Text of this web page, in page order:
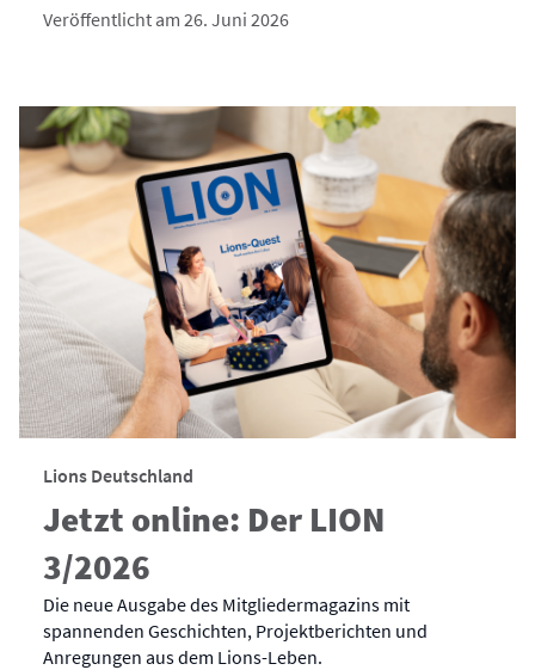
Veröffentlicht am 26. Juni 2026
Lions Deutschland
Jetzt online: Der LION
3/2026
Die neue Ausgabe des Mitgliedermagazins mit
spannenden Geschichten, Projektberichten und
Anregungen aus dem Lions-Leben.